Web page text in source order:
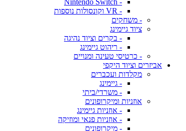
- Nintendo Switch
- VR וקונסולות נוספות
- משחקים
ציוד גיימינג
- בקרים וציוד נהיגה
- ריהוט גיימינג
- כרטיסי טעינה ומנויים
אביזרים וציוד היקפי
מקלדות ועכברים
- גיימינג
- משרדי/ביתי
אוזניות ומיקרופונים
- אוזניות גיימינג
- אוזניות פנאי ומוזיקה
- מיקרופונים